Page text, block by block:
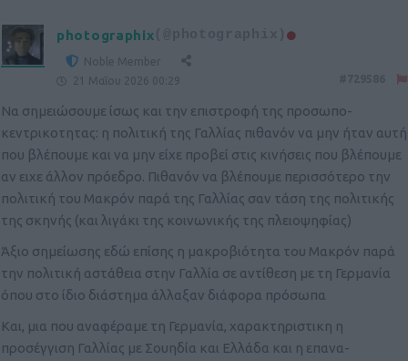
photographix
Noble Member
21 Μαΐου 2026 00:29
Να σημειώσουμε ίσως και την επιστροφή της προσωπο-
κεντρικοτητας: η πολιτική της Γαλλίας πιθανόν να μην ήταν αυτή
που βλέπουμε και να μην είχε προβεί στις κινήσεις που βλέπουμε
αν ειχε άλλον πρόεδρο. Πιθανόν να βλέπουμε περισσότερο την
πολιτική του Μακρόν παρά της Γαλλίας σαν τάση της πολιτικής
της σκηνής (και λιγάκι της κοινωνικής της πλειοψηφίας)
Άξιο σημείωσης εδώ επίσης η μακροβιότητα του Μακρόν παρά
την πολιτική αστάθεια στην Γαλλία σε αντίθεση με τη Γερμανία
όπου στο ίδιο διάστημα άλλαξαν διάφορα πρόσωπα
Και, μια που αναφέραμε τη Γερμανία, χαρακτηριστικη η
προσέγγιση Γαλλίας με Σουηδία και Ελλάδα και η επανα-